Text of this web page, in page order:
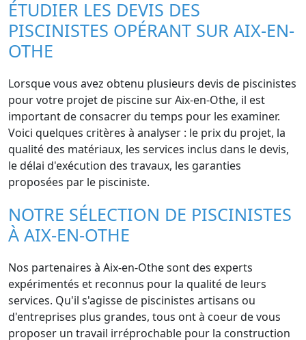
ÉTUDIER LES DEVIS DES
PISCINISTES OPÉRANT SUR AIX-EN-
OTHE
Lorsque vous avez obtenu plusieurs devis de piscinistes
pour votre projet de piscine sur Aix-en-Othe, il est
important de consacrer du temps pour les examiner.
Voici quelques critères à analyser : le prix du projet, la
qualité des matériaux, les services inclus dans le devis,
le délai d'exécution des travaux, les garanties
proposées par le pisciniste.
NOTRE SÉLECTION DE PISCINISTES
À AIX-EN-OTHE
Nos partenaires à Aix-en-Othe sont des experts
expérimentés et reconnus pour la qualité de leurs
services. Qu'il s'agisse de piscinistes artisans ou
d'entreprises plus grandes, tous ont à coeur de vous
proposer un travail irréprochable pour la construction